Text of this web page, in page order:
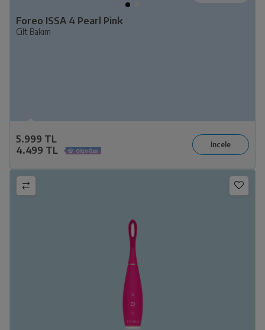
Foreo ISSA 4 Pearl Pink
Cilt Bakım
5.999 TL
4.499 TL